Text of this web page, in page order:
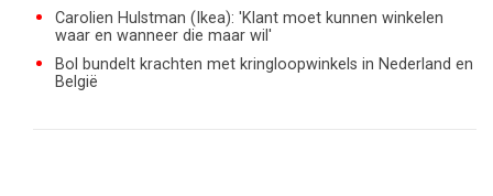
Carolien Hulstman (Ikea): 'Klant moet kunnen winkelen
waar en wanneer die maar wil'
Bol bundelt krachten met kringloopwinkels in Nederland en
België